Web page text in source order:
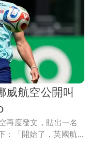
威航空公開叫
隨後挪威航空再度發文，貼出一名
：「開始了，英國航